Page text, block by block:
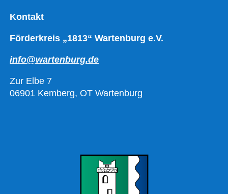
Kontakt
Förderkreis „1813“ Wartenburg e.V.
info@wartenburg.de
Zur Elbe 7
06901 Kemberg, OT Wartenburg